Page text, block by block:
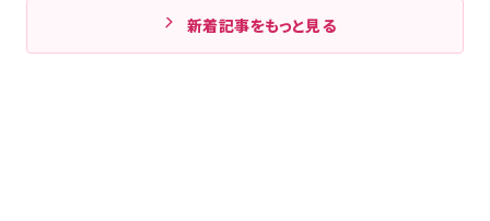
新着記事をもっと見る